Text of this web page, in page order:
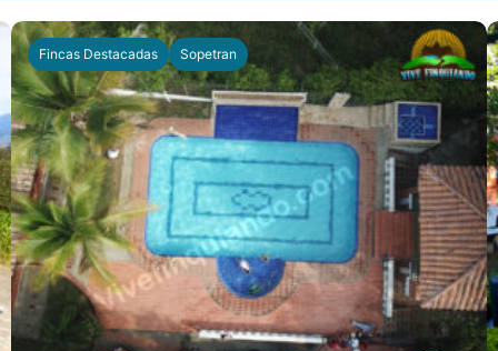
Fincas Destacadas Sopetran